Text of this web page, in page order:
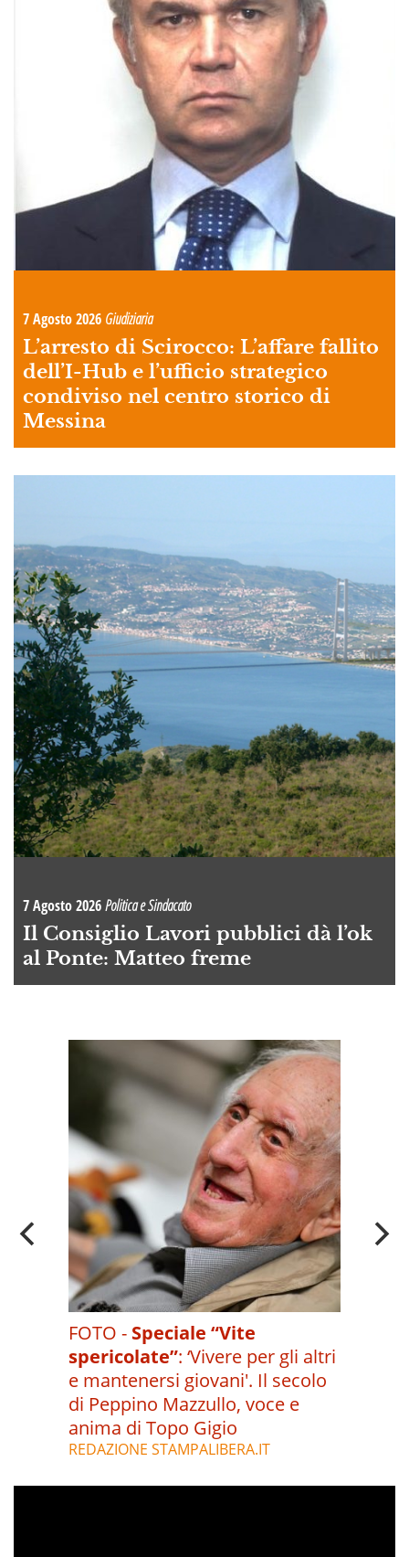
7 Agosto 2026 Giudiziaria
L’arresto di Scirocco: L’affare fallito
dell’I-Hub e l’ufficio strategico
condiviso nel centro storico di
Messina
7 Agosto 2026Politica e Sindacato
Il Consiglio Lavori pubblici dà l’ok
al Ponte: Matteo freme
FOTO - Speciale “Vite
spericolate”: ‘Vivere per gli altri
e mantenersi giovani'. Il secolo
di Peppino Mazzullo, voce e
anima di Topo Gigio
REDAZIONE STAMPALIBERA.IT